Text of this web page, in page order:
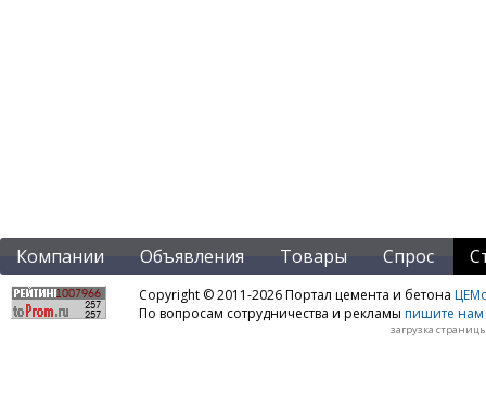
Компании Объявления Товары Спрос
Copyright © 2011-2026 Портал цемента и бетона
По вопросам сотрудничества и рекламы пишите нам
загрузка